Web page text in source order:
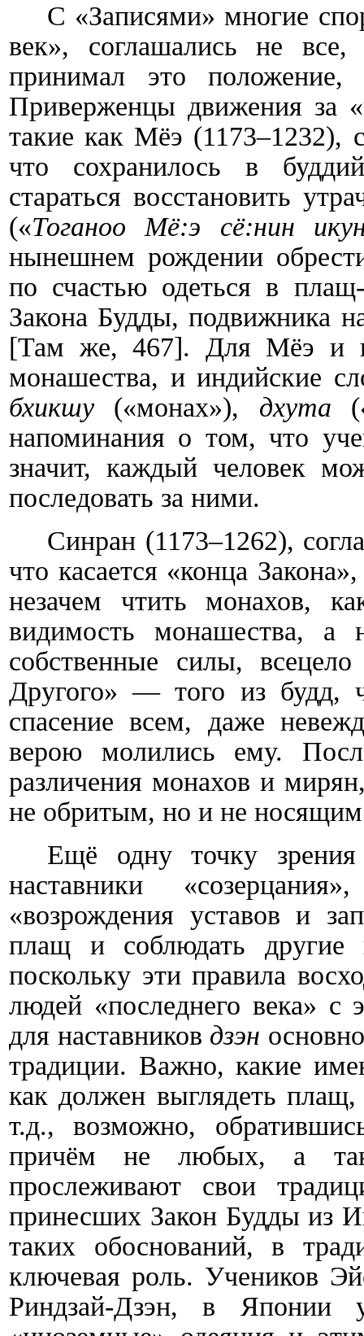
С «Записями» многие
век», соглашались не
принимал это
Приверженцы движения за
такие как Мёэ (1173–1232),
что сохранилось в
стараться восстановить
(«Тоганоо Мё:э сё:нин
нынешнем рождении
по счастью одеться в плащ-
Закона Будды, подвижника
[Там же, 467]. Для Мёэ и
монашества, и индийские
бхикшу («монах»), дхута
напоминания о том, что
значит, каждый человек
последовать за ними.
Синран (1173–1262),
что касается «конца
незачем чтить монахов,
видимость монашества, а
собственные силы,
Другого» — того из
спасение всем, даже
верою молились ему.
различения монахов и
не обритым, но и не
Ещё одну точку
наставники
«возрождения уставов и
плащ и соблюдать
поскольку эти правила
людей «последнего века» с
для наставников дзэн
традиции. Важно, какие
как должен выглядеть
т.д., возможно,
причём не любых, а
прослеживают свои
принесших Закон Будды из
таких обоснований, в
ключевая роль. Учеников
Риндзай-Дзэн, в Японии